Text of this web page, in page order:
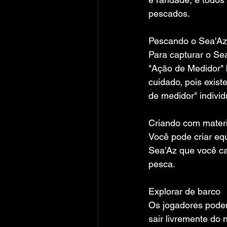
pescados.
Pescando o Sea'Az
Para capturar o
"Ação de
cuidado, pois
de medidor"
Criando com
Você pode criar
Sea'Az que você
pesca.
Explorar de barco
Os jogadores
sair livremente do